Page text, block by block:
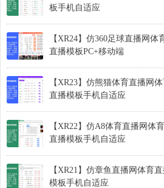
板手机自适应
【XR24】仿360足球直播网
直播模板PC+移动端
【XR23】仿熊猫体育直播网
直播模板手机自适应
【XR22】仿A8体育直播网体
直播模板手机自适应
【XR21】仿章鱼直播网体育
模板手机自适应